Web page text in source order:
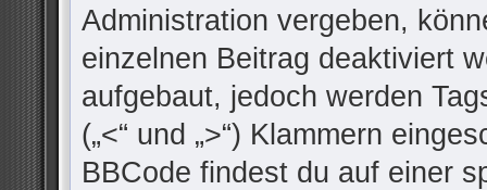
Administration vergeben,
einzelnen Beitrag deaktiviert
aufgebaut, jedoch werden
(„<“ und „>“) Klammern
BBCode findest du auf einer